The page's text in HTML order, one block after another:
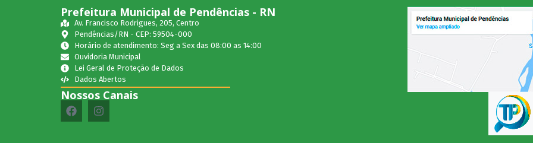
Prefeitura Municipal de Pendências - RN
Av. Francisco Rodrigues, 205, Centro
Pendências/RN - CEP: 59504-000
Horário de atendimento: Seg a Sex das 08:00 as 14:00
Ouvidoria Municipal
Lei Geral de Proteção de Dados
Dados Abertos
Nossos Canais